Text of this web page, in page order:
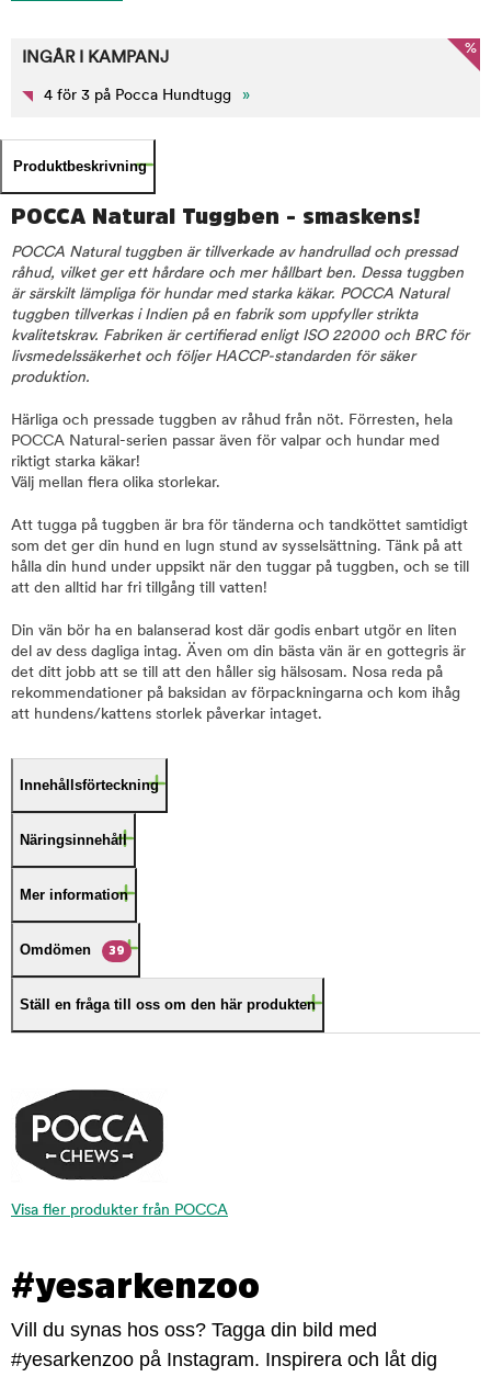
%
INGÅR I KAMPANJ
4 för 3 på Pocca Hundtugg »
Produktbeskrivning
POCCA Natural Tuggben - smaskens!
POCCA Natural tuggben är tillverkade av handrullad och pressad
råhud, vilket ger ett hårdare och mer hållbart ben. Dessa tuggben
är särskilt lämpliga för hundar med starka käkar. POCCA Natural
tuggben tillverkas i Indien på en fabrik som uppfyller strikta
kvalitetskrav. Fabriken är certifierad enligt ISO 22000 och BRC för
livsmedelssäkerhet och följer HACCP-standarden för säker
produktion.
Härliga och pressade tuggben av råhud från nöt. Förresten, hela
POCCA Natural-serien passar även för valpar och hundar med
riktigt starka käkar!
Välj mellan flera olika storlekar.
Att tugga på tuggben är bra för tänderna och tandköttet samtidigt
som det ger din hund en lugn stund av sysselsättning. Tänk på att
hålla din hund under uppsikt när den tuggar på tuggben, och se till
att den alltid har fri tillgång till vatten!
Din vän bör ha en balanserad kost där godis enbart utgör en liten
del av dess dagliga intag. Även om din bästa vän är en gottegris är
det ditt jobb att se till att den håller sig hälsosam. Nosa reda på
rekommendationer på baksidan av förpackningarna och kom ihåg
att hundens/kattens storlek påverkar intaget.
Innehållsförteckning
Näringsinnehåll
Mer information
Omdömen 39
Ställ en fråga till oss om den här produkten
Visa fler produkter från POCCA
#yesarkenzoo
Vill du synas hos oss? Tagga din bild med
#yesarkenzoo på Instagram. Inspirera och låt dig